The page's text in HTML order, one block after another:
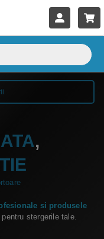
,
si produsele
stergerile tale.